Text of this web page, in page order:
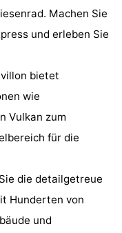
Machen Sie
und erleben Sie
bietet
wie
Vulkan zum
für die
die detailgetreue
Hunderten von
und